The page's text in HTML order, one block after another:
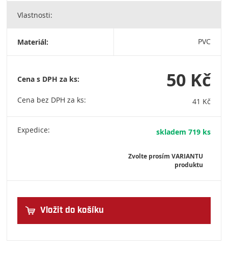
Arbiton je evropským lídrem v oblasti výroby podlahových
polyuretanovo-minerálních podložek. Decora S.A., ul. Ignacego
Vlastnosti:
Materiál: PVC
Cena s DPH za ks:
Cena bez DPH za ks:
50 Kč
41 Kč
Expedice: skladem 719 ks
Zvolte prosím VARIANTU
produktu
Vložit do košíku